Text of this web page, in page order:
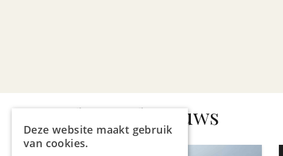
Gerelateerd nieuws
Deze website maakt gebruik
van cookies.